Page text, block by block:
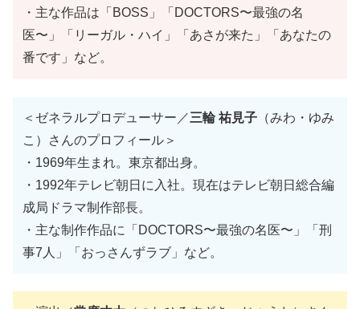
・主な作品は「BOSS」「DOCTORS〜最強の名
医〜」「リーガル・ハイ」「あさが来た」「あなたの
番です」など。
＜ゼネラルプロデューサー／三輪 祐見子 （みわ・ゆみ
こ）さんのプロフィール＞
・1969年生まれ。東京都出身。
・1992年テレビ朝日に入社。現在はテレビ朝日総合編
成局ドラマ制作部長。
・主な制作作品に「DOCTORS〜最強の名医〜」「刑
事7人」「おっさんずラブ」など。